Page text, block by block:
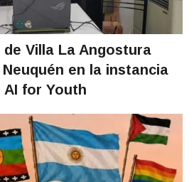
Villa La Angostura
en la instancia
for Youth